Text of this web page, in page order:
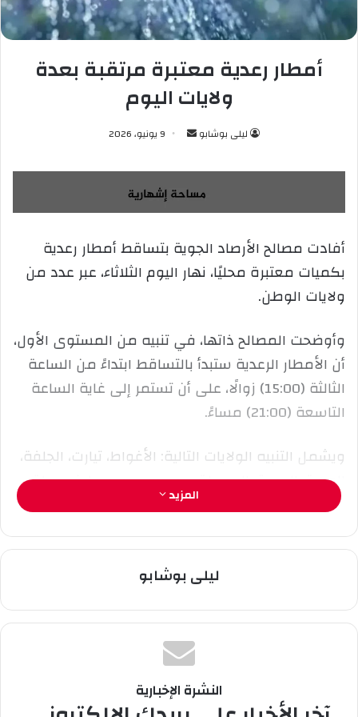
أمطار رعدية معتبرة مرتقبة بعدة
ولايات اليوم
ليلى بوشابو
س
ل
ب
ي
د
ك
ت
ر
ا
9 يونيو، 2026
أفادت مصالح الأرصاد الجوية بتساقط أمطار رعدية
بكميات معتبرة محليًا، نهار اليوم الثلاثاء، عبر عدد من
ولايات الوطن.
وأوضحت المصالح ذاتها، في تنبيه من المستوى الأول،
أن الأمطار الرعدية ستبدأ بالتساقط ابتداءً من الساعة
الثالثة (15:00) زوالًا، على أن تستمر إلى غاية الساعة
التاسعة (21:00) مساءً.
ويشمل التنبيه الولايات التالية: الأغواط، تيارت، الجلفة،
المدية، البويرة، المسيلة، برج بوعريريج، سطيف، ميلة،
باتنة، إليزي، جانت وتمنراست.
المزيد
ليلى بوشابو
النشرة الإخبارية